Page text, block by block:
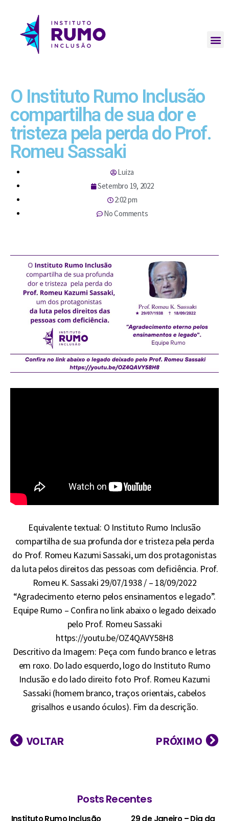
O Instituto Rumo Inclusão
compartilha de sua dor e
tristeza pela perda do Prof.
Romeu Sassaki
Luiza
Setembro 19, 2022
2:02 pm
No Comments
Equivalente textual: O Instituto Rumo Inclusão
compartilha de sua profunda dor e tristeza pela perda
do Prof. Romeu Kazumi Sassaki, um dos protagonistas
da luta pelos direitos das pessoas com deficiência. Prof.
Romeu K. Sassaki 29/07/1938 / – 18/09/2022
“Agradecimento eterno pelos ensinamentos e legado”.
Equipe Rumo – Confira no link abaixo o legado deixado
pelo Prof. Romeu Sassaki
https://youtu.be/OZ4QAVY58H8
Descritivo da Imagem: Peça com fundo branco e letras
em roxo. Do lado esquerdo, logo do Instituto Rumo
Inclusão e do lado direito foto Prof. Romeu Kazumi
Sassaki (homem branco, traços orientais, cabelos
grisalhos e usando óculos). Fim da descrição.
VOLTAR PRÓXIMO
Posts Recentes